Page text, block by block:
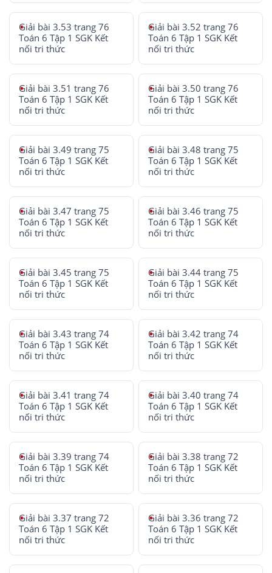
Giải bài 3.53 trang 76
Toán 6 Tập 1 SGK Kết
nối tri thức
Giải bài 3.52 trang 76
Toán 6 Tập 1 SGK Kết
nối tri thức
Giải bài 3.51 trang 76
Toán 6 Tập 1 SGK Kết
nối tri thức
Giải bài 3.50 trang 76
Toán 6 Tập 1 SGK Kết
nối tri thức
Giải bài 3.49 trang 75
Toán 6 Tập 1 SGK Kết
nối tri thức
Giải bài 3.48 trang 75
Toán 6 Tập 1 SGK Kết
nối tri thức
Giải bài 3.47 trang 75
Toán 6 Tập 1 SGK Kết
nối tri thức
Giải bài 3.46 trang 75
Toán 6 Tập 1 SGK Kết
nối tri thức
Giải bài 3.45 trang 75
Toán 6 Tập 1 SGK Kết
nối tri thức
Giải bài 3.44 trang 75
Toán 6 Tập 1 SGK Kết
nối tri thức
Giải bài 3.43 trang 74
Toán 6 Tập 1 SGK Kết
nối tri thức
Giải bài 3.42 trang 74
Toán 6 Tập 1 SGK Kết
nối tri thức
Giải bài 3.41 trang 74
Toán 6 Tập 1 SGK Kết
nối tri thức
Giải bài 3.40 trang 74
Toán 6 Tập 1 SGK Kết
nối tri thức
Giải bài 3.39 trang 74
Toán 6 Tập 1 SGK Kết
nối tri thức
Giải bài 3.38 trang 72
Toán 6 Tập 1 SGK Kết
nối tri thức
Giải bài 3.37 trang 72
Toán 6 Tập 1 SGK Kết
nối tri thức
Giải bài 3.36 trang 72
Toán 6 Tập 1 SGK Kết
nối tri thức